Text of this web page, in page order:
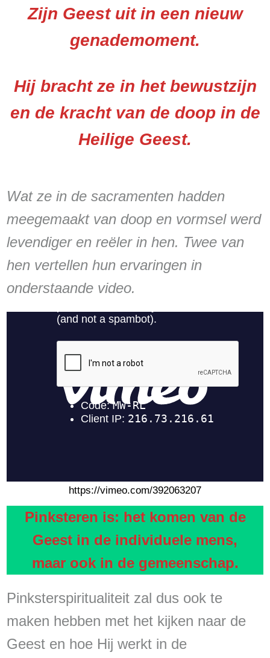
Zijn Geest uit in een nieuw
genademoment.
Hij bracht ze in het bewustzijn
en de kracht van de doop in de
Heilige Geest.
Wat ze in de sacramenten hadden
meegemaakt van doop en vormsel werd
levendiger en reëler in hen. Twee van
hen vertellen hun ervaringen in
onderstaande video.
https://vimeo.com/392063207
Pinksteren is: het komen van de
Geest in de individuele mens,
maar ook in de gemeenschap.
Pinksterspiritualiteit zal dus ook te
maken hebben met het kijken naar de
Geest en hoe Hij werkt in de